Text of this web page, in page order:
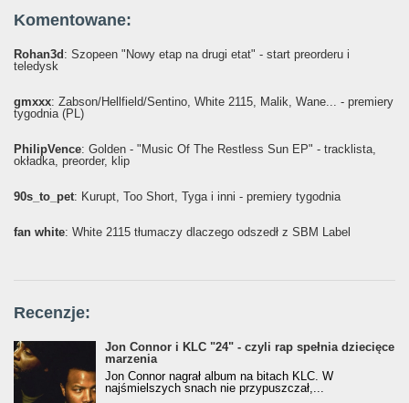
Komentowane:
Rohan3d : Szopeen "Nowy etap na drugi etat" - start preorderu i
teledysk
gmxxx: Żabson/Hellfield/Sentino, White 2115, Malik, Wane... - premiery
tygodnia (PL)
PhilipVence: Golden - "Music Of The Restless Sun EP" - tracklista,
okładka, preorder, klip
90s_to_pet: Kurupt, Too Short, Tyga i inni - premiery tygodnia
fan white: White 2115 tłumaczy dlaczego odszedł z SBM Label
Recenzje:
Jon Connor i KLC "24" - czyli rap spełnia dziecięce
marzenia
Jon Connor nagrał album na bitach KLC. W
najśmielszych snach nie przypuszczał,...